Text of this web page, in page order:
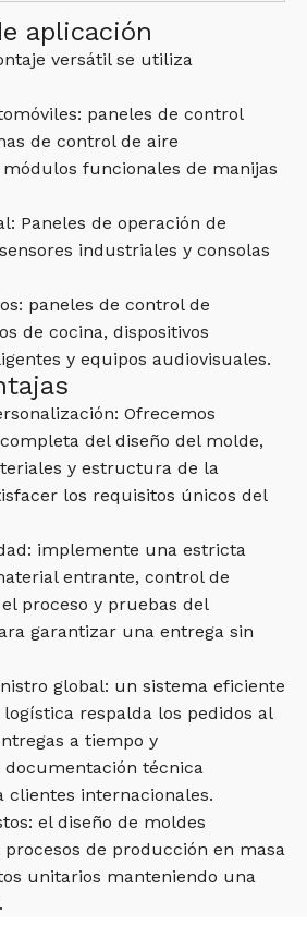
aplicación
versátil se utiliza
paneles de control
de control de aire
funcionales de manijas
Paneles de operación de
industriales y consolas
paneles de control de
de cocina, dispositivos
y equipos audiovisuales.
Ofrecemos
del diseño del molde,
y estructura de la
los requisitos únicos del
implemente una estricta
entrante, control de
proceso y pruebas del
garantizar una entrega sin
global: un sistema eficiente
respalda los pedidos al
a tiempo y
documentación técnica
internacionales.
el diseño de moldes
de producción en masa
unitarios manteniendo una